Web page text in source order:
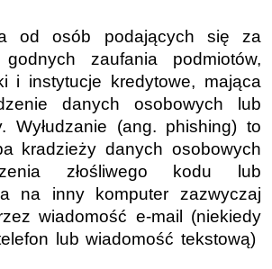
od osób podających się za
godnych zaufania podmiotów,
i instytucje kredytowe, mająca
danych osobowych lub
Wyłudzanie (ang. phishing) to
kradzieży danych osobowych
złośliwego kodu lub
na inny komputer zazwyczaj
wiadomość e-mail (niekiedy
lub wiadomość tekstową)